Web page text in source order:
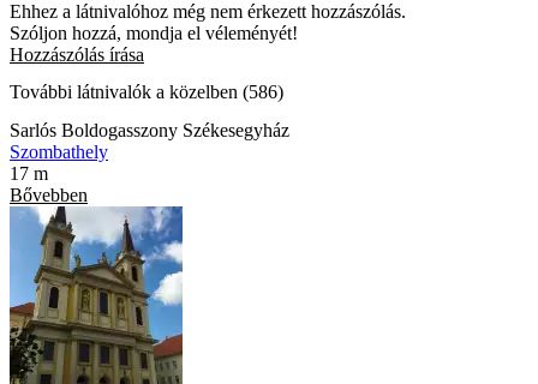
Ehhez a látnivalóhoz még nem érkezett hozzászólás.
Szóljon hozzá, mondja el véleményét!
Hozzászólás írása
További látnivalók a közelben (586)
Sarlós Boldogasszony Székesegyház
Szombathely
17 m
Bővebben